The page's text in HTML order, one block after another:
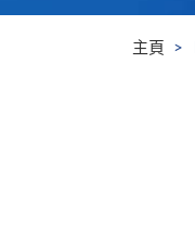
主頁